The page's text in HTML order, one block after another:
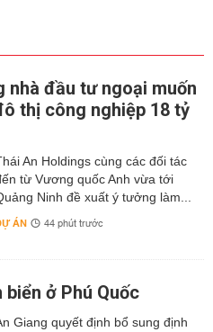
nhà đầu tư ngoại muốn
thị công nghiệp 18 tỷ
An Holdings cùng các đối tác
từ Vương quốc Anh vừa tới
Ninh đề xuất ý tưởng làm...
ÁN 44 phút trước
biển ở Phú Quốc
Giang quyết định bổ sung định